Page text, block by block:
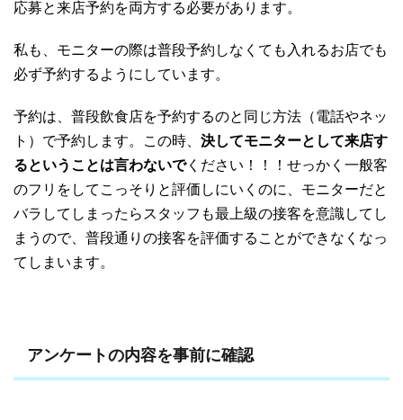
応募と来店予約を両方する必要があります。
私も、モニターの際は普段予約しなくても入れるお店でも
必ず予約するようにしています。
予約は、普段飲食店を予約するのと同じ方法（電話やネッ
ト）で予約します。この時、 決してモニターとして来店す
るということは言わないでください！！！せっかく一般客
のフリをしてこっそりと評価しにいくのに、モニターだと
バラしてしまったらスタッフも最上級の接客を意識してし
まうので、普段通りの接客を評価することができなくなっ
てしまいます。
アンケートの内容を事前に確認